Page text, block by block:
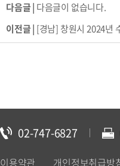
다음글 | 다음글이 없습니다.
이전글 | [경남] 창원시 2024년
02-747-6827
이용약관 개인정보취급방